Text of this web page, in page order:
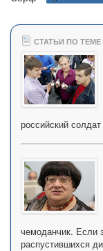
СТАТЬИ ПО ТЕМЕ
российский
чемоданчик. Если
распустившихся